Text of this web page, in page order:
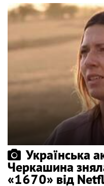
Українська
Черкашина
«1670» від